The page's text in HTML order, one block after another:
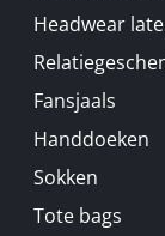
Headwear
Fansjaals
Handdoeken
Sokken
Tote bags